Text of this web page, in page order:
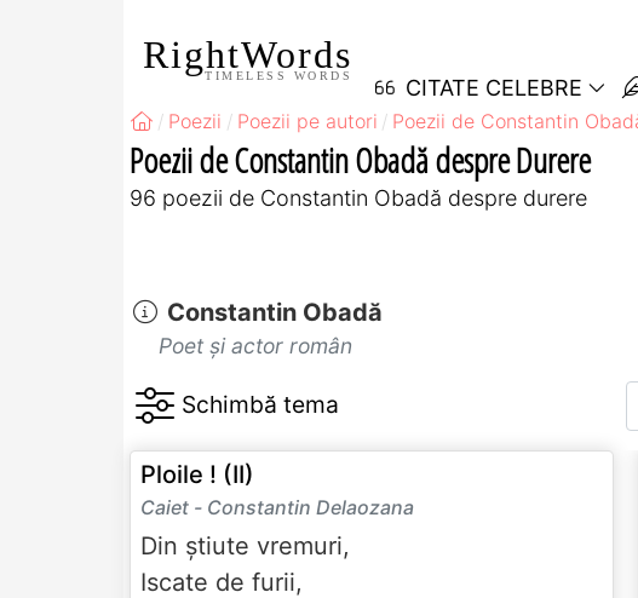
RightWords
TIMELESS WORDS CITATE CELEBRE
Poezii Poezii pe autori Poezii de Constantin
Poezii de Constantin Obadă despre Durere
96 poezii de Constantin Obadă despre durere
Constantin Obadă
Poet și actor român
Ploile ! (II)
Caiet - Constantin Delaozana
Din știute vremuri,
Iscate de furii,